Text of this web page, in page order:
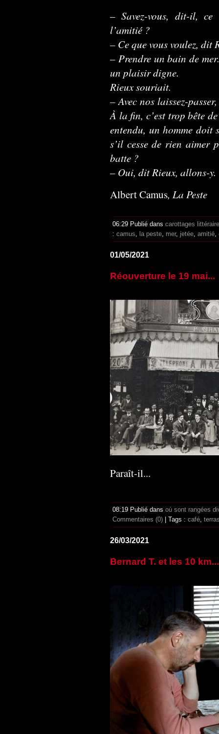
– Savez-vous, dit-il,
l’amitié ?
– Ce que vous voulez, dit
– Prendre un bain de
un plaisir digne.
Rieux souriait.
– Avec nos laissez-
À la fin, c’est trop bête
entendu, un homme doit
s’il cesse de rien aimer
batte ?
– Oui, dit Rieux, allons-y.
Albert Camus, La Peste
06:29 Publié dans carottages
: camus la peste mer, jetée amitié
01/05/2021
Réouverture le 19 mai...
Paraît-il...
08:19 Publié dans où sont rangées
Commentaires (0) | Tags : café,
26/03/2021
Bernard T. et les 10 km...